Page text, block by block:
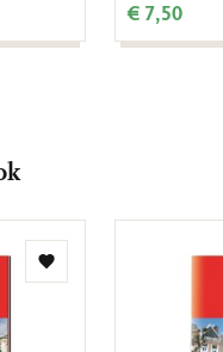
€ 7,50
Toevoegen